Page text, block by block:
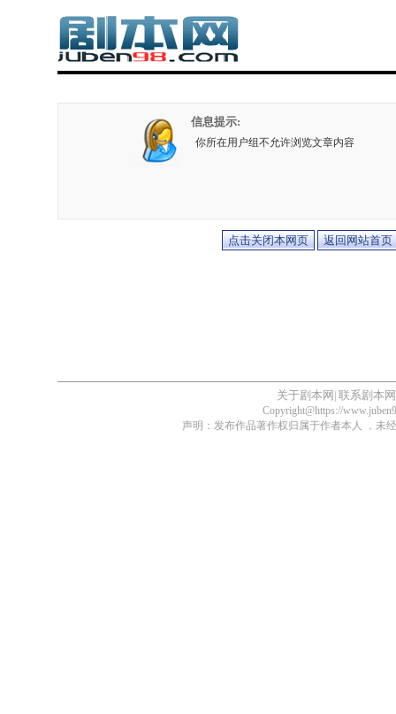
信息提示:
你所在用户组不允许浏览文章内容
关于剧本网 联系剧本网
Copyright@https://
声明：发布作品著作权归属于作者本人 ，未